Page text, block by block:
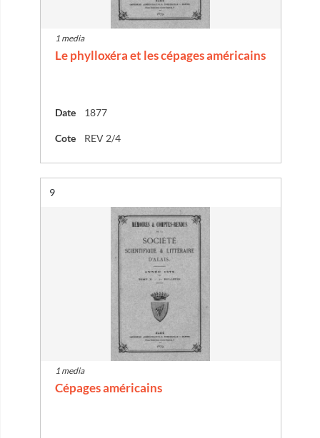
1 media
Le phylloxéra et les cépages américains
Date 1877
Cote REV 2/4
Résultat n°
9
1 media
Cépages américains